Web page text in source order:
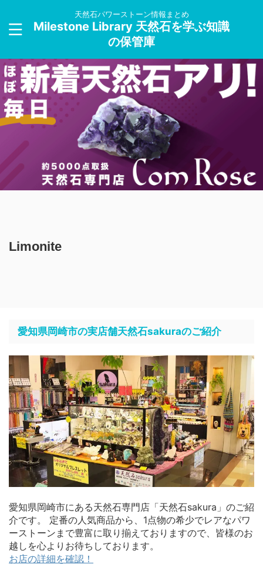
天然石パワーストーン情報まとめ
Milestone Library 天然石を学ぶ知識
の保管庫
Limonite
愛知県岡崎市の実店舗天然石sakuraのご紹介
愛知県岡崎市にある天然石専門店「天然石sakura」のご紹
介です。 定番の人気商品から、1点物の希少でレアなパワ
ーストーンまで豊富に取り揃えておりますので、皆様のお
越しを心よりお待ちしております。
お店の詳細を確認！